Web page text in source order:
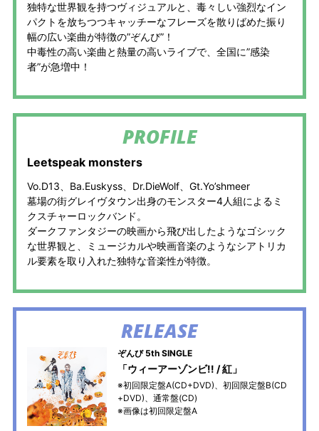
独特な世界観を持つヴィジュアルと、毒々しい強烈なイン
パクトを放ちつつキャッチーなフレーズを散りばめた振り
幅の広い楽曲が特徴の”ぞんび”！
中毒性の高い楽曲と熱量の高いライブで、全国に”感染
者”が急増中！
PROFILE
Leetspeak monsters
Vo.D13、Ba.Euskyss、Dr.DieWolf、Gt.Yo’shmeer
墓場の街グレイヴタウン出身のモンスター4人組によるミ
クスチャーロックバンド。
ダークファンタジーの映画から飛び出したようなゴシック
な世界観と、ミュージカルや映画音楽のようなシアトリカ
ル要素を取り入れた独特な音楽性が特徴。
RELEASE
ぞんび 5th SINGLE
「ウィーアーゾンビ!! / 紅」
※初回限定盤A(CD+DVD)、初回限定盤B(CD
+DVD)、通常盤(CD)
※画像は初回限定盤A